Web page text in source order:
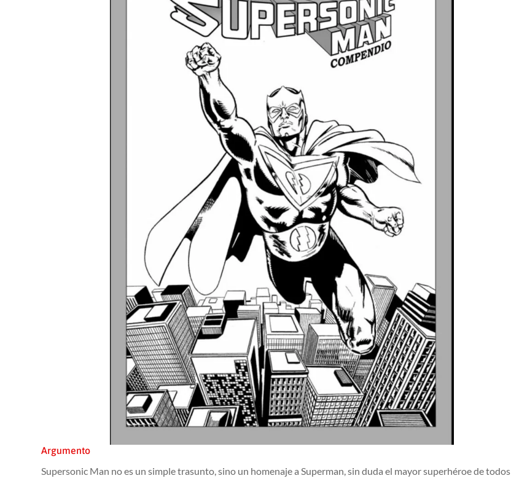
Argumento
Supersonic Man no es un simple trasunto, sino un homenaje a Superman, sin duda el mayor superhéroe de todos